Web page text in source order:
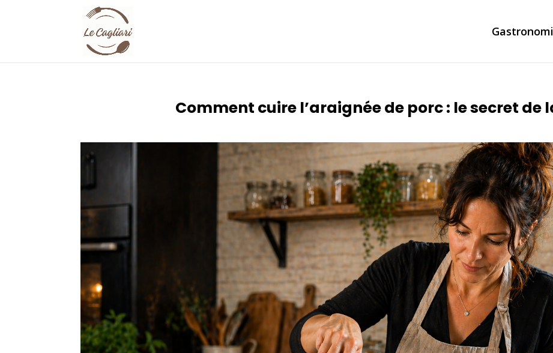
Comment cuire l’araignée de porc : le secret de